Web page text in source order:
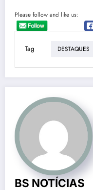
Please follow and like us:
Tag DESTAQUES
BS NOTÍCIAS